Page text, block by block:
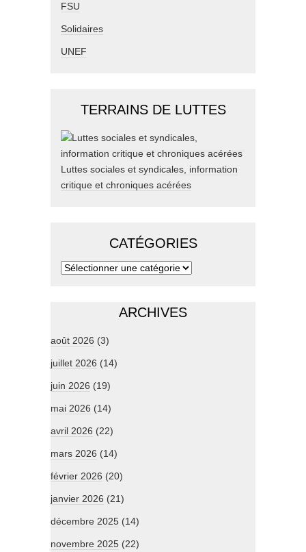
FSU
Solidaires
UNEF
TERRAINS DE LUTTES
Luttes sociales et syndicales, information
critique et chroniques acérées
CATÉGORIES
ARCHIVES
août 2026 (3)
juillet 2026 (14)
juin 2026 (19)
mai 2026 (14)
avril 2026 (22)
mars 2026 (14)
février 2026 (20)
janvier 2026 (21)
décembre 2025 (14)
novembre 2025 (22)